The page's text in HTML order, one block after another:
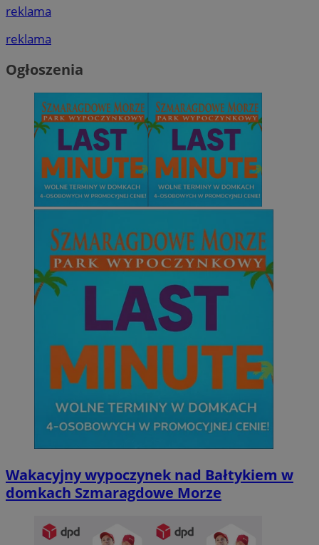
reklama
reklama
Ogłoszenia
Wakacyjny wypoczynek nad Bałtykiem w
domkach Szmaragdowe Morze